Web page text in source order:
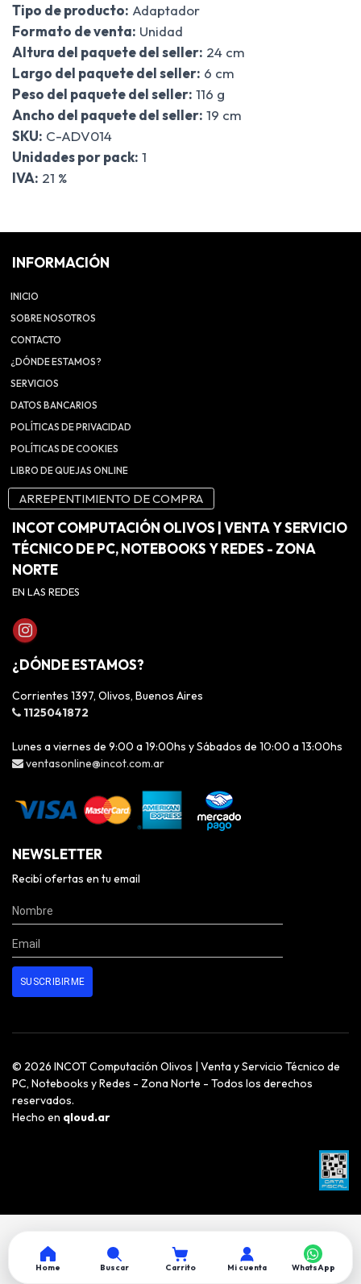
Tipo de producto: Adaptador
Formato de venta: Unidad
Altura del paquete del seller: 24 cm
Largo del paquete del seller: 6 cm
Peso del paquete del seller: 116 g
Ancho del paquete del seller: 19 cm
SKU: C-ADV014
Unidades por pack: 1
IVA: 21 %
INFORMACIÓN
INICIO
SOBRE NOSOTROS
CONTACTO
¿DÓNDE ESTAMOS?
SERVICIOS
DATOS BANCARIOS
POLÍTICAS DE PRIVACIDAD
POLÍTICAS DE COOKIES
LIBRO DE QUEJAS ONLINE
ARREPENTIMIENTO DE COMPRA
INCOT COMPUTACIÓN OLIVOS | VENTA Y SERVICIO
TÉCNICO DE PC, NOTEBOOKS Y REDES - ZONA
NORTE
EN LAS REDES
¿DÓNDE ESTAMOS?
Corrientes 1397, Olivos, Buenos Aires
1125041872
Lunes a viernes de 9:00 a 19:00hs y Sábados de 10:00 a 13:00hs
ventasonline@incot.com.ar
NEWSLETTER
Recibí ofertas en tu email
© 2026 INCOT Computación Olivos | Venta y Servicio Técnico de
PC, Notebooks y Redes - Zona Norte - Todos los derechos
reservados.
Hecho en qloud.ar
Home Buscar Carrito Mi cuenta